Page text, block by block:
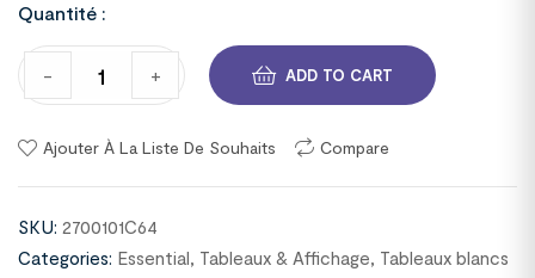
Quantité :
- + ADD TO CART
Ajouter À La Liste De Souhaits Compare
SKU: 2700101C64
Categories: Essential, Tableaux & Affichage, Tableaux blancs